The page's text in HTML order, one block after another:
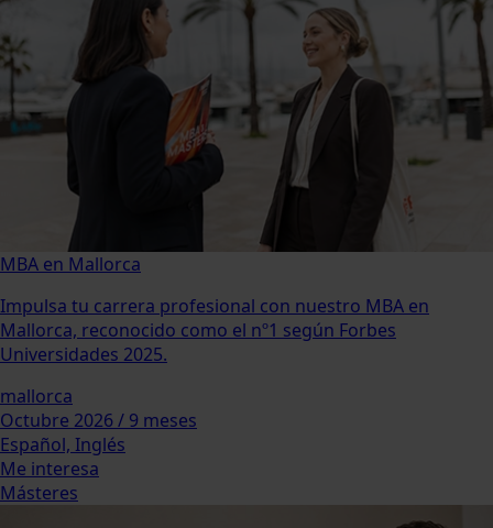
MBA en Mallorca
Impulsa tu carrera profesional con nuestro MBA en
Mallorca, reconocido como el nº1 según Forbes
Universidades 2025.
mallorca
Octubre 2026 / 9 meses
Español, Inglés
Me interesa
Másteres